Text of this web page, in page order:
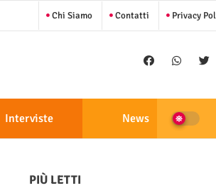
Chi Siamo Contatti Privacy
Interviste News
PIÙ LETTI